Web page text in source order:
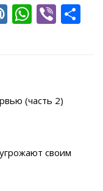
M
u
W
A
p
Vi
(часть 2)
своим